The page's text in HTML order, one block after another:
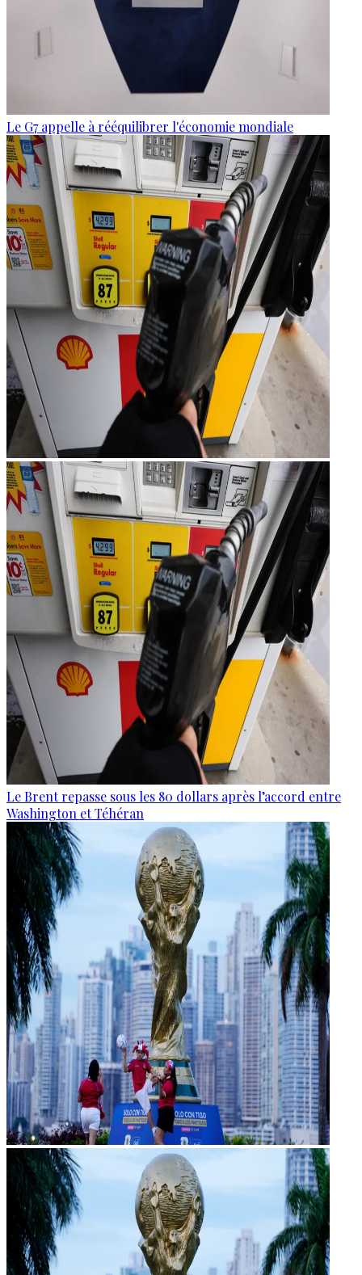
Le G7 appelle à rééquilibrer l'économie mondiale
Le Brent repasse sous les 80 dollars après l’accord entre
Washington et Téhéran